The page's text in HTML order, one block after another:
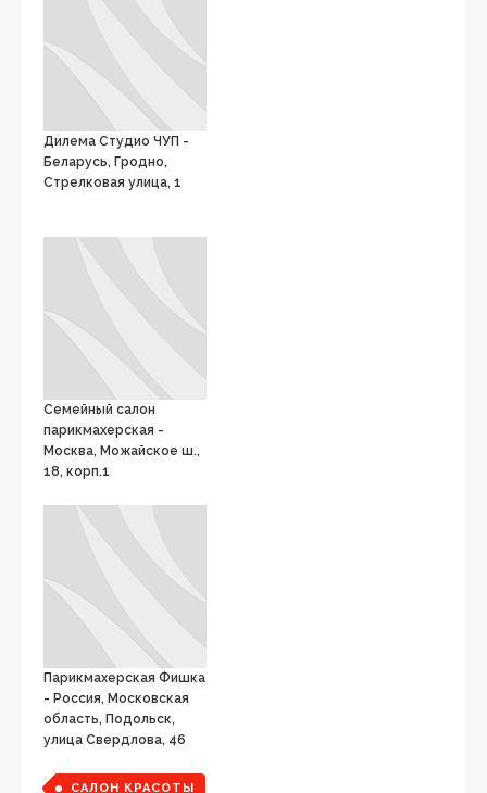
Дилема Студио ЧУП -
Беларусь, Гродно,
Стрелковая улица, 1
Семейный салон
парикмахерская -
Москва, Можайское ш.,
18, корп.1
Парикмахерская Фишка
- Россия, Московская
область, Подольск,
улица Свердлова, 46
САЛОН КРАСОТЫ